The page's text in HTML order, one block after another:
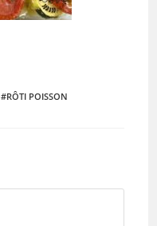
#RÔTI POISSON